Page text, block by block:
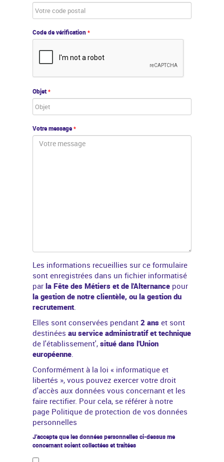
Code de vérification *
Objet *
Votre message *
Les informations recueillies sur ce formulaire
sont enregistrées dans un fichier informatisé
par la Fête des Métiers et de l'Alternance pour
la gestion de notre clientèle, ou la gestion du
recrutement.
Elles sont conservées pendant 2 ans et sont
destinées au service administratif et technique
de l'établissement', situé dans l'Union
européenne.
Conformément à la loi « informatique et
libertés », vous pouvez exercer votre droit
d'accès aux données vous concernant et les
faire rectifier. Pour cela, se référer à notre
page Politique de protection de vos données
personnelles
J’accepte que les données personnelles ci-dessus me
concernant soient collectées et traitées